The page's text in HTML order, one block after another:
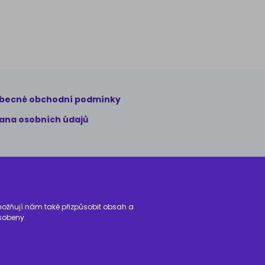
obchodní podmínky
osobních údajů
nám také přizpůsobit obsah a